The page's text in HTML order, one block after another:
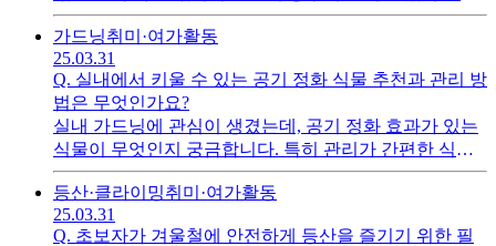
데 타지역에 조금 있더라구요 순천 하고 영암에는 프로
그램을 구한데요 근데 문제가 거리하고 숙식이에요 근데
제나이로 다른 일을 구하기에는 힘들고 순천은 가면 프
로그램을 제가 담당하고 제감 당담하니까 나이 상관없이
바로 관리자가 될것 같다는 예상이 되요 급여는 280 정도
괜찮을까요?
가드닝취미·여가활동
25.03.31
Q. 실내에서 키울 수 있는 공기 정화 식물 추천과 관리 방
법은 무엇인가요?
실내 가드닝에 관심이 생겼는데, 공기 정화 효과가 있는
식물이 무엇인지 궁금합니다. 특히 관리가 간편한 식물
이나 초보자가 쉽게 키울 수 있는 식물 추천과 함께, 물
주기나 햇빛 요구량 등 관리 방법에 대한 정보가 필요합
니다. 실내에서 건강한 식물을 기르고 싶습니다.
등산·클라이밍취미·여가활동
25.03.31
Q. 초보자가 겨울철에 안전하게 등산을 즐기기 위한 필